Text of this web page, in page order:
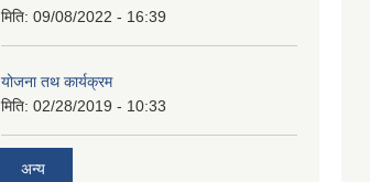
मिति: 09/08/2022 - 16:39
योजना तथ कार्यक्रम
मिति: 02/28/2019 - 10:33
अन्य